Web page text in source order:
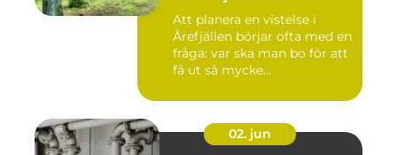
Att planera en vistelse i
Årefjällen börjar ofta med en
fråga: var ska man bo för att
få ut så mycke...
02. jun